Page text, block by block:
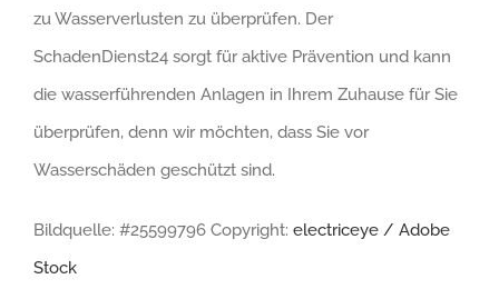
zu Wasserverlusten zu überprüfen. Der
SchadenDienst24 sorgt für aktive Prävention und kann
die wasserführenden Anlagen in Ihrem Zuhause für Sie
überprüfen, denn wir möchten, dass Sie vor
Wasserschäden geschützt sind.
Bildquelle: #25599796 Copyright: electriceye / Adobe
Stock